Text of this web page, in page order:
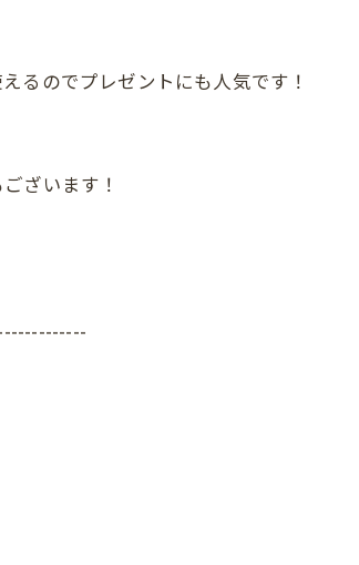
るのでプレゼントにも人気です！
ざいます！